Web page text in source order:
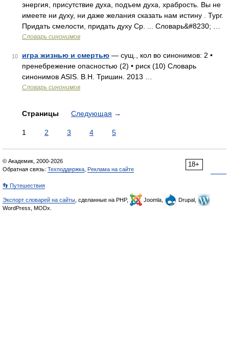
энергия, присутствие духа, подъем духа, храбрость. Вы не
имеете ни духу, ни даже желания сказать нам истину . Тург.
Придать смелости, придать духу Ср. ... Словарь&#8230; …
Словарь синонимов
10 игра жизнью и смертью — сущ., кол во синонимов: 2 •
пренебрежение опасностью (2) • риск (10) Словарь
синонимов ASIS. В.Н. Тришин. 2013 …
Словарь синонимов
Страницы Следующая →
1 2 3 4 5
18+
© Академик, 2000-2026
Обратная связь: Техподдержка Реклама на сайте
👣 Путешествия
Экспорт словарей на сайты , сделанные на PHP, Joomla,
Drupal,
WordPress, MODx.